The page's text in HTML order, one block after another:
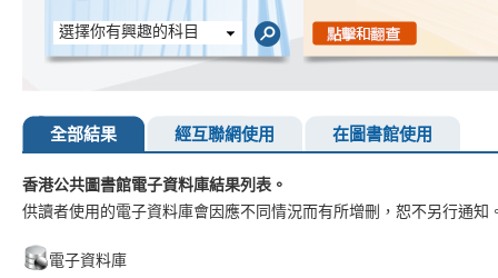
選擇你有興趣的科目
全部結果 經互聯網使用 在圖書館使用
香港公共圖書館電子資料庫結果列表。
供讀者使用的電子資料庫會因應不同情況而有所增刪，恕不另行通知
電子資料庫